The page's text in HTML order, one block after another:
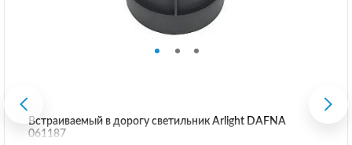
Встраиваемый в дорогу светильник Arlight DAFNA
061187